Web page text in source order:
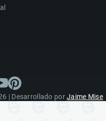
| Desarrollado porJaime Mise